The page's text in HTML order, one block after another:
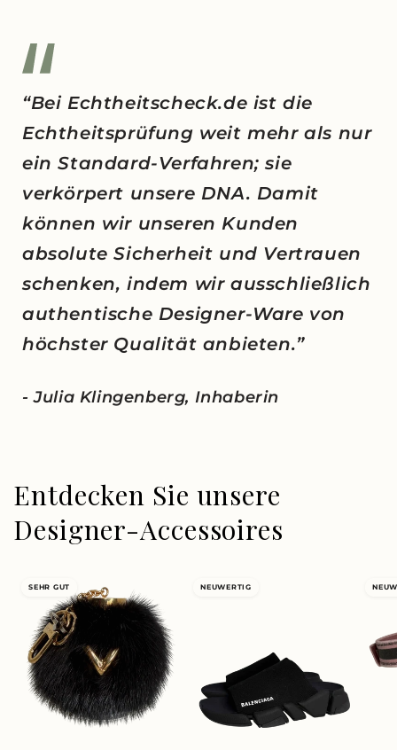
“Bei Echtheitscheck.de ist die
Echtheitsprüfung weit mehr als nur
ein Standard-Verfahren; sie
verkörpert unsere DNA. Damit
können wir unseren Kunden
absolute Sicherheit und Vertrauen
schenken, indem wir ausschließlich
authentische Designer-Ware von
höchster Qualität anbieten.”
- Julia Klingenberg, Inhaberin
Entdecken Sie unsere
Designer-Accessoires
SEHR GUT NEUWERTIG